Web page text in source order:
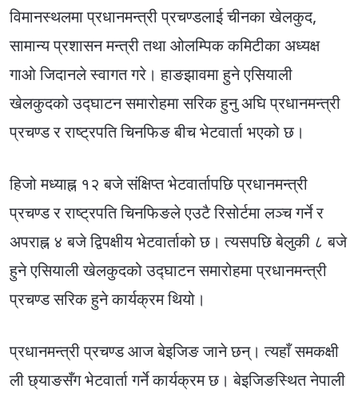
विमानस्थलमा प्रधानमन्त्री प्रचण्डलाई चीनका खेलकुद,
सामान्य प्रशासन मन्त्री तथा ओलम्पिक कमिटीका अध्यक्ष
गाओ जिदानले स्वागत गरे। हाङझावमा हुने एसियाली
खेलकुदको उद्घाटन समारोहमा सरिक हुनु अघि प्रधानमन्त्री
प्रचण्ड र राष्ट्रपति चिनफिङ बीच भेटवार्ता भएको छ।
हिजो मध्याह्न १२ बजे संक्षिप्त भेटवार्तापछि प्रधानमन्त्री
प्रचण्ड र राष्ट्रपति चिनफिङले एउटै रिसोर्टमा लञ्च गर्ने र
अपराह्न ४ बजे द्विपक्षीय भेटवार्ताको छ। त्यसपछि बेलुकी ८ बजे
हुने एसियाली खेलकुदको उद्घाटन समारोहमा प्रधानमन्त्री
प्रचण्ड सरिक हुने कार्यक्रम थियो।
प्रधानमन्त्री प्रचण्ड आज बेइजिङ जाने छन्। त्यहाँ समकक्षी
ली छ्याङसँग भेटवार्ता गर्ने कार्यक्रम छ। बेइजिङस्थित नेपाली